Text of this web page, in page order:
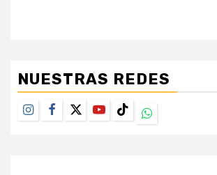
NUESTRAS REDES
Instagram
Facebook
TwitterYoutubeTikTokWhatsapp